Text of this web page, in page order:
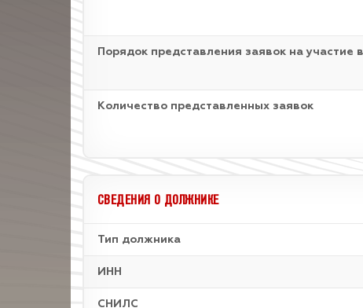
Порядок представления заявок на участие
Количество представленных заявок
СВЕДЕНИЯ О ДОЛЖНИКЕ
Тип должника
ИНН
СНИЛС